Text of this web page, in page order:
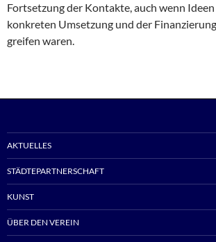
Fortsetzung der Kontakte, auch wenn
konkreten Umsetzung und der
greifen waren.
AKTUELLES
STÄDTEPARTNERSCHAFT
KUNST
ÜBER DEN VEREIN